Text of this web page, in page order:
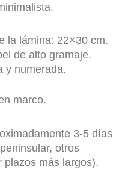
la lámina: 22×30 cm.
de alto gramaje.
y numerada.
marco.
3-5 días
otros
plazos más largos).